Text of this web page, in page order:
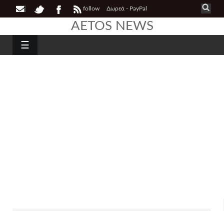
follow Δωρεά - PayPal
AETOS NEWS
☰